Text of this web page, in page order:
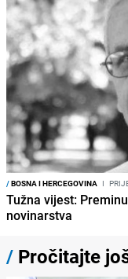
/BOSNA I HERCEGOVINA I
Tužna vijest:
novinarstva
/ Pročitajte